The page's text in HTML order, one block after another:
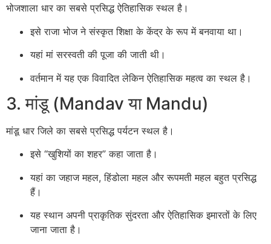
भोजशाला धार का सबसे प्रसिद्ध ऐतिहासिक स्थल है।
इसे राजा भोज ने संस्कृत शिक्षा के केंद्र के रूप में बनवाया था।
यहां मां सरस्वती की पूजा की जाती थी।
वर्तमान में यह एक विवादित लेकिन ऐतिहासिक महत्व का स्थल है।
3. मांडू (Mandav या Mandu)
मांडू धार जिले का सबसे प्रसिद्ध पर्यटन स्थल है।
इसे “खुशियों का शहर” कहा जाता है।
यहां का जहाज महल, हिंडोला महल और रूपमती महल बहुत प्रसिद्ध
हैं।
यह स्थान अपनी प्राकृतिक सुंदरता और ऐतिहासिक इमारतों के लिए
जाना जाता है।